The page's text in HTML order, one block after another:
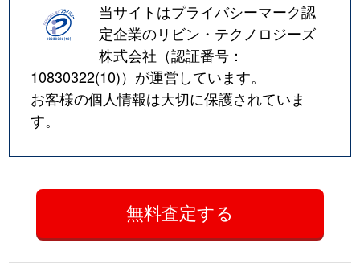
当サイトはプライバシーマーク認
定企業のリビン・テクノロジーズ
株式会社（認証番号：
10830322(10)）が運営しています。
お客様の個人情報は大切に保護されていま
す。